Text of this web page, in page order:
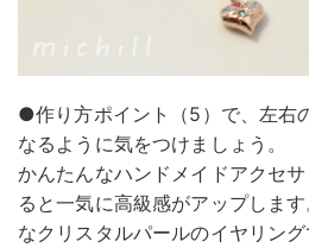
●作り方ポイント（5）で、左右
なるように気をつけましょう。
かんたんなハンドメイドアクセ
ると一気に高級感がアップしま
なクリスタルパールのイヤリン